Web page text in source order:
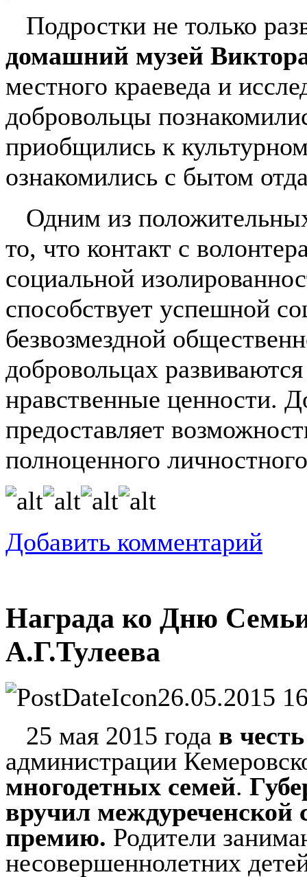
Подростки не только
домашний музей
местного краеведа и
добровольцы
приобщились к
ознакомились с бытом
Одним из положительных
то, что контакт с
социальной
способствует успешной
безвозмездной
добровольцах
нравственные ценности.
предоставляет
полноценного
Добавить комментарий
Награда ко Дню Семьи
А.Г.Тулеева
26.05.2015
25 мая 2015 года в
администрации
многодетных семей.
вручил междуреченской
премию. Родители
несовершеннолетних